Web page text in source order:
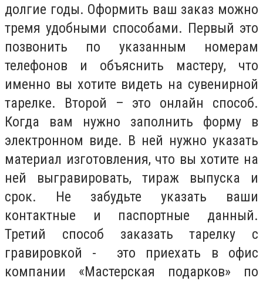
долгие годы. Оформить ваш заказ можно
тремя удобными способами. Первый это
позвонить по указанным номерам
телефонов и объяснить мастеру, что
именно вы хотите видеть на сувенирной
тарелке. Второй – это онлайн способ.
Когда вам нужно заполнить форму в
электронном виде. В ней нужно указать
материал изготовления, что вы хотите на
ней выгравировать, тираж выпуска и
срок. Не забудьте указать ваши
контактные и паспортные данный.
Третий способ заказать тарелку с
гравировкой - это приехать в офис
компании «Мастерская подарков» по